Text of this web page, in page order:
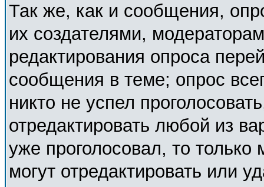
Так же, как и сообщения,
их создателями,
редактирования опроса
сообщения в теме; опрос
никто не успел
отредактировать любой из
уже проголосовал, то
могут отредактировать или